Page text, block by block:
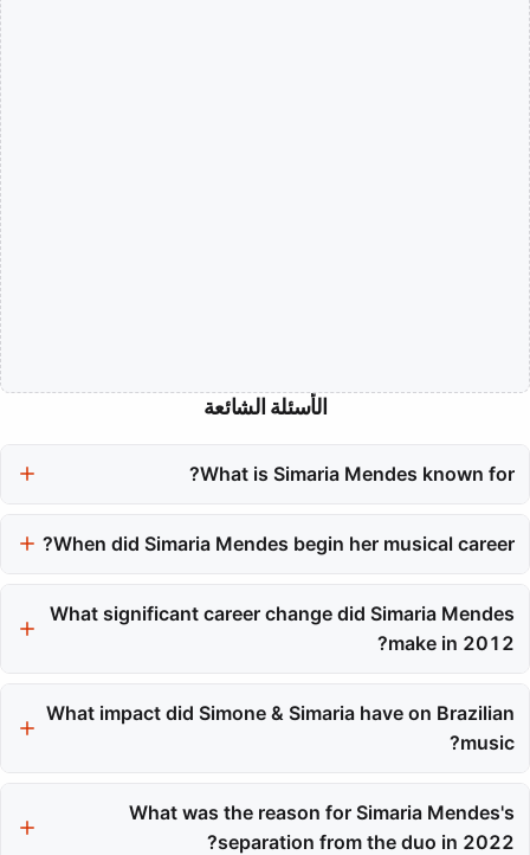
الأسئلة الشائعة
What is Simaria Mendes known for?
and instrumentalist in the sertanejo genre, gaining fame as part
When did Simaria Mendes begin her musical career?
backing vocalist for forró singer Frank Aguiar, which helped her
develop her stage presence and vocal skills.
What significant career change did Simaria Mendes
make in 2012?
own duo, known as Simone & Simaria, which marked a shift from
their previous roles in the band Forró do Muído.
What impact did Simone & Simaria have on Brazilian
music?
national phenomenon and elevating women's voices in a genre
traditionally dominated by men.
What was the reason for Simaria Mendes's
separation from the duo in 2022?